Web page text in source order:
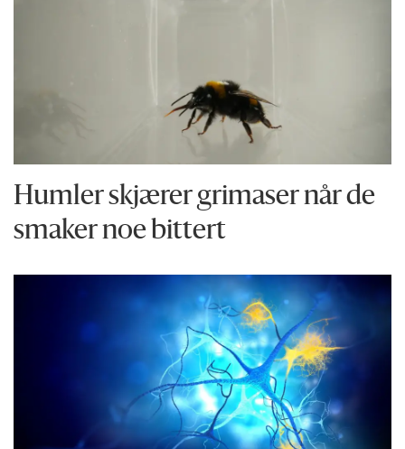
Humler skjærer grimaser når de
smaker noe bittert